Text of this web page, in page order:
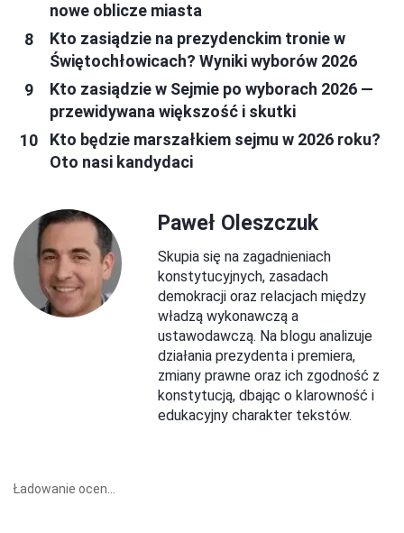
nowe oblicze miasta
Kto zasiądzie na prezydenckim tronie w
Świętochłowicach? Wyniki wyborów 2026
Kto zasiądzie w Sejmie po wyborach 2026 —
przewidywana większość i skutki
Kto będzie marszałkiem sejmu w 2026 roku?
Oto nasi kandydaci
Paweł Oleszczuk
Skupia się na zagadnieniach
konstytucyjnych, zasadach
demokracji oraz relacjach między
władzą wykonawczą a
ustawodawczą. Na blogu analizuje
działania prezydenta i premiera,
zmiany prawne oraz ich zgodność z
konstytucją, dbając o klarowność i
edukacyjny charakter tekstów.
Ładowanie ocen...